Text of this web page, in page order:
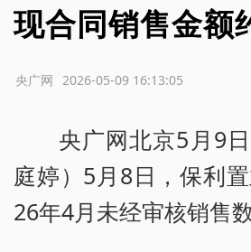
现合同销售金额
2026-05-09 16:13:05
央广网
央广网北京5月9
庭婷）5月8日，保利
26年4月未经审核销售数